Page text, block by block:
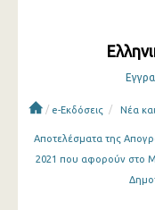
/ e-Εκδόσεις / Νέα
Αποτελέσματα της
2021 που αφορούν στο